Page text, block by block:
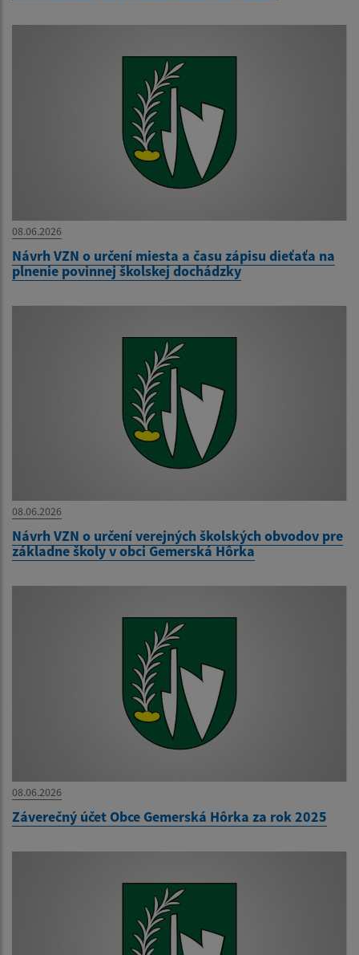
08.06.2026
Návrh VZN o určení miesta a času zápisu dieťaťa na
plnenie povinnej školskej dochádzky
08.06.2026
Návrh VZN o určení verejných školských obvodov pre
základne školy v obci Gemerská Hôrka
08.06.2026
Záverečný účet Obce Gemerská Hôrka za rok 2025